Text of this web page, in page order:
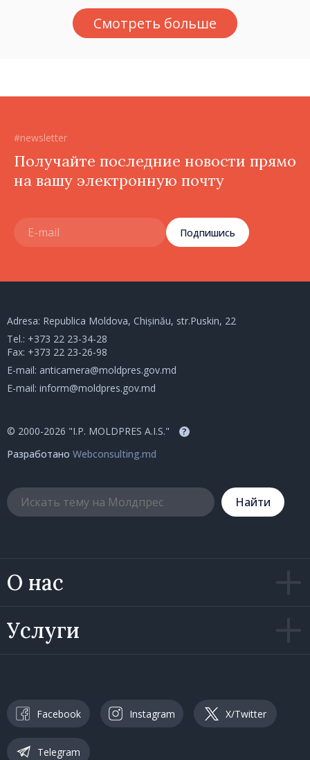
занимающие высокие
должности, не знают
Смотреть больше
#newsletter
Получайте последние новости прямо
на вашу электронную почту
Подпишись
О нас
Услуги
Adresa: Republica Moldova, Chișinău, str.Puskin, 22
Tel.: +373 22 23-34-28
Fax: +373 22 23-26-98
E-mail: anticamera@moldpres.gov.md
E-mail: inform@moldpres.gov.md
© 2000-2026 "I.P. MOLDPRES A.I.S." ?
Разработано Webconsulting.md
Hайти
Facebook Instagram X/Twitter
Telegram